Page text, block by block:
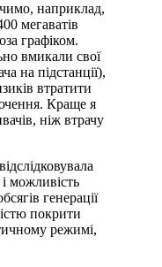
наприклад,
мегаватів
графіком.
вмикали свої
на підстанції),
втратити
Краще я
ніж втрачу
можливість
генерації
покрити
режимі,